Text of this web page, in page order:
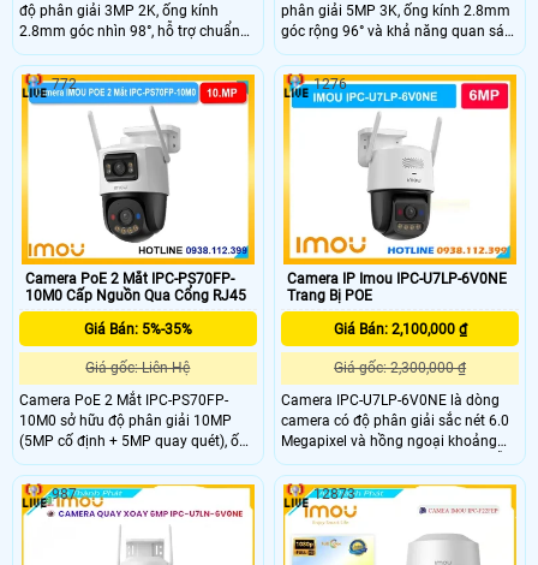
độ phân giải 3MP 2K, ống kính
2.8mm góc nhìn 98°, hỗ trợ chuẩn
nén H.265 và tầm nhìn ban đêm
30m với LED + hồng ngoại. Tích hợp
mic – loa đàm thoại 2 chiều, hỗ trợ
thẻ nhớ 512GB, kết nối PoE và đạt
chuẩn chống nước IP67.
phân giải 5MP 3K, ống kính 2.8mm
góc rộng 96° và khả năng quan sát
đêm 30m với hồng ngoại + LED giúp
theo dõi rõ cả ngày lẫn đêm. IPC-
PS3EP-5M0 cũng tích hợp mic, loa
hỗ trợ đàm thoại 2 chiều, phát hiện
người – phương tiện và lưu trữ thẻ
MicroSD đến 512GB.
Camera PoE 2 Mắt IPC-PS70FP-
10M0 Cấp Nguồn Qua Cổng RJ45
Giá Bán: 5%-35%
Giá gốc: Liên Hệ
Camera PoE 2 Mắt IPC-PS70FP-
10M0 sở hữu độ phân giải 10MP
(5MP cố định + 5MP quay quét), ống
kính 3.6mm góc nhìn 76°. Tầm nhìn
ban đêm 30m với LED + hồng ngoại,
mic – loa tích hợp, AI phát hiện
người, phương tiện, xâm nhập và
Smart Tracking. Hỗ trợ thẻ MicroSD
772
Camera IP Imou IPC-U7LP-6V0NE
Trang Bị POE
Giá Bán: 2,100,000 ₫
Giá gốc: 2,300,000 ₫
Camera IPC-U7LP-6V0NE là dòng
camera có độ phân giải sắc nét 6.0
Megapixel và hồng ngoại khoảng
cách thu hình 30m led trợ sáng hỗ
trợ tầm nhìn ban đêm sáng như ban
ngày,trang bị cổng LAN RJ45, chip
xử lý CMOS, khe thẻ nhớ 512GB
Công nghệ thông minh phát hiện
1276
987 12873